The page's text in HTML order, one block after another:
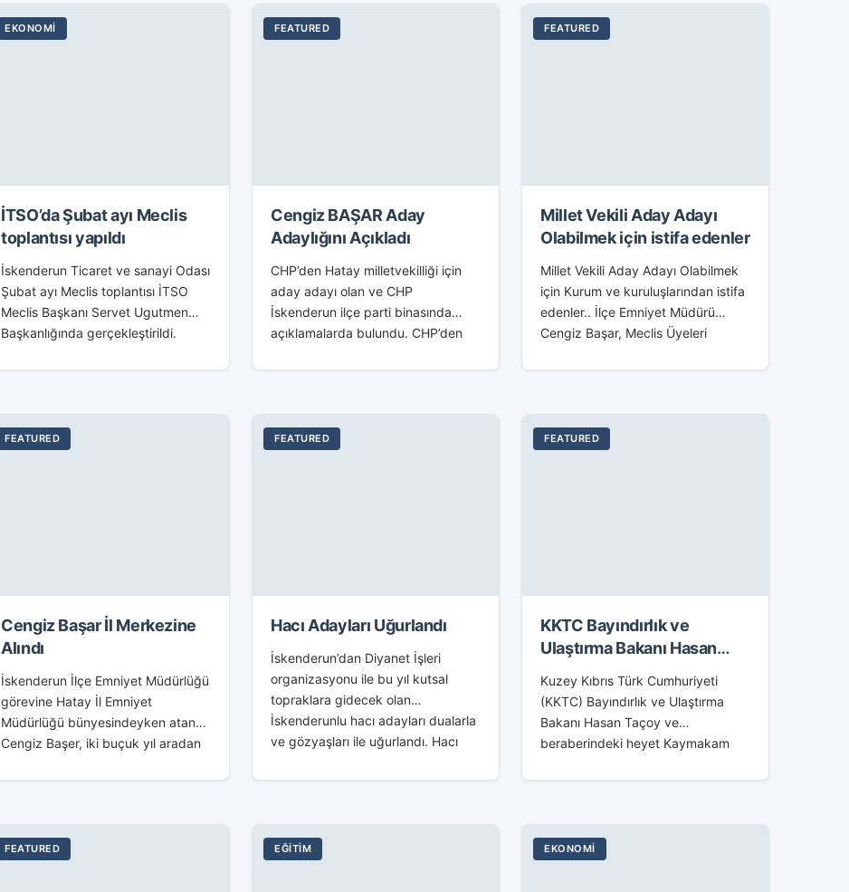
EKONOMI
İTSO’da Şubat ayı Meclis
toplantısı yapıldı
İskenderun Ticaret ve sanayi Odası
Şubat ayı Meclis toplantısı İTSO
Meclis Başkanı Servet Ugutmen
Başkanlığında gerçekleştirildi.
İktisadi ve İdari Bilimler Fakültesi
FEATURED
Cengiz BAŞAR Aday
Adaylığını Açıkladı
CHP’den Hatay milletvekilliği için
aday adayı olan ve CHP
İskenderun ilçe parti binasında
açıklamalarda bulundu. CHP’den
olan Cengiz Başar konuşmasını
FEATURED
Millet Vekili Aday Adayı
Olabilmek için istifa edenler
Millet Vekili Aday Adayı Olabilmek
için Kurum ve kuruluşlarından istifa
edenler.. İlçe Emniyet Müdürü
Cengiz Başar, Meclis Üyeleri
Filiz Özçöğrekçi Ümran Gültekin de
FEATURED
Cengiz Başar İl Merkezine
Alındı
İskenderun İlçe Emniyet Müdürlüğü
görevine Hatay İl Emniyet
Müdürlüğü bünyesindeyken atanan
Cengiz Başer, iki buçuk yıl aradan
Başar’dan boşalan İskenderun İlçe
FEATURED
Hacı Adayları Uğurlandı
İskenderun’dan Diyanet İşleri
organizasyonu ile bu yıl kutsal
topraklara gidecek olan
İskenderunlu hacı adayları dualarla
ve gözyaşları ile uğurlandı. Hacı
önünde bir uğurlama töreni
FEATURED
KKTC Bayındırlık ve
Ulaştırma Bakanı Hasan
Ziyaret Etti
Kuzey Kıbrıs Türk Cumhuriyeti
(KKTC) Bayındırlık ve Ulaştırma
Bakanı Hasan Taçoy ve
beraberindeki heyet Kaymakam
Cuma günü ziyaret etti.
FEATURED EĞITIM EKONOMI